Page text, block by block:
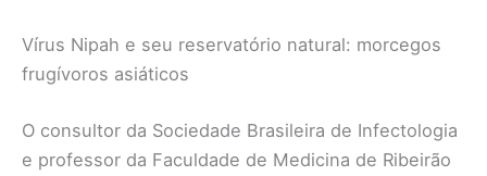
Vírus Nipah e seu reservatório natural: morcegos
frugívoros asiáticos
O consultor da Sociedade Brasileira de Infectologia
e professor da Faculdade de Medicina de Ribeirão